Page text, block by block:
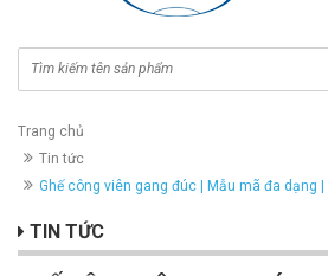
Trang chủ
Tin tức
Ghế công viên gang đúc | Mẫu mã đa dạng
TIN TỨC